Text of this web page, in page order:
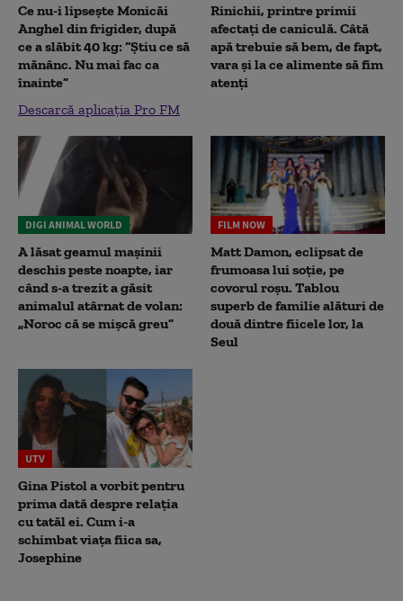
Ce nu-i lipsește Monicăi
Anghel din frigider, după
ce a slăbit 40 kg: “Știu ce să
mănânc. Nu mai fac ca
înainte”
Descarcă aplicația Pro FM
Rinichii, printre primii
afectați de caniculă. Câtă
apă trebuie să bem, de fapt,
vara și la ce alimente să fim
atenți
DIGI ANIMAL WORLD
A lăsat geamul mașinii
deschis peste noapte, iar
când s-a trezit a găsit
animalul atârnat de volan:
„Noroc că se mișcă greu”
FILM NOW
Matt Damon, eclipsat de
frumoasa lui soție, pe
covorul roșu. Tablou
superb de familie alături de
două dintre fiicele lor, la
Seul
UTV
Gina Pistol a vorbit pentru
prima dată despre relația
cu tatăl ei. Cum i-a
schimbat viața fiica sa,
Josephine